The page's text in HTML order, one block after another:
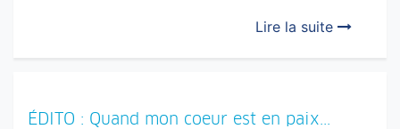
Lire la suite
ÉDITO : Quand mon coeur est en paix...